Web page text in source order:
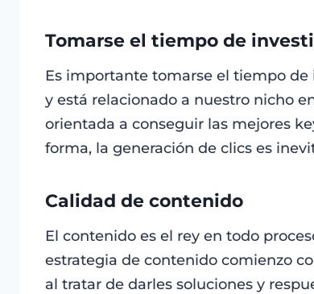
Tomarse el tiempo de
Es importante tomarse el tiempo
y está relacionado a nuestro nicho
orientada a conseguir las mejores
forma, la generación de clics es
Calidad de contenido
El contenido es el rey en todo
estrategia de contenido comienzo
al tratar de darles soluciones y